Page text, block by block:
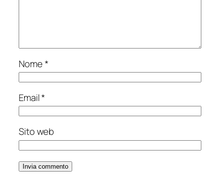
Nome*
Email*
Sito web